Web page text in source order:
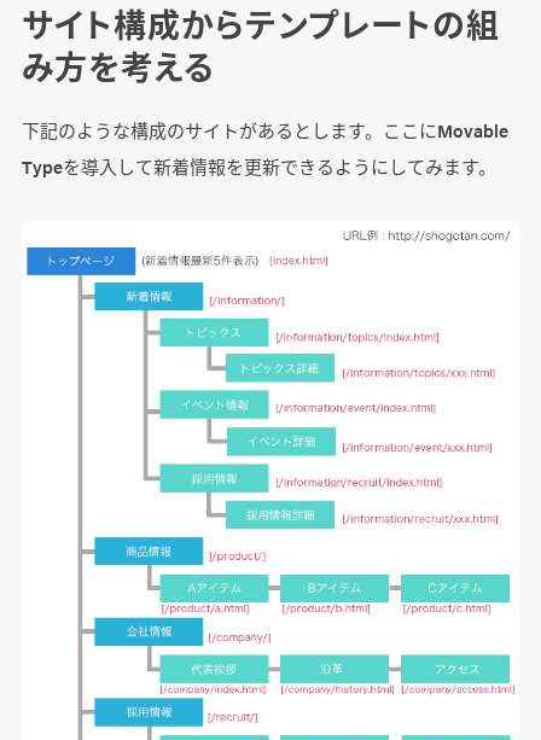
サイト構成からテンプレートの組
み方を考える
下記のような構成のサイトがあるとします。ここにMovable
Typeを導入して新着情報を更新できるようにしてみます。